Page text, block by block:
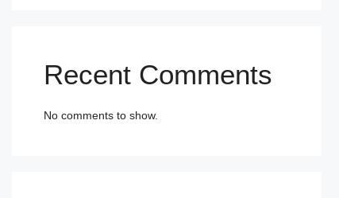
Recent Comments
No comments to show.